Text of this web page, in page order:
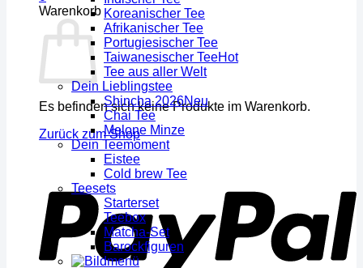
Warenkorb
Es befinden sich keine Produkte im Warenkorb.
Zurück zum Shop
Koreanischer Tee
Afrikanischer Tee
Portugiesischer Tee
Taiwanesischer Tee
Tee aus aller Welt
Dein Lieblingstee
Shincha 2026
Chai Tee
Melone Minze
Dein Teemoment
Eistee
Cold brew Tee
Teesets
Starterset
Teebox
Matcha-Set
Barockfiguren